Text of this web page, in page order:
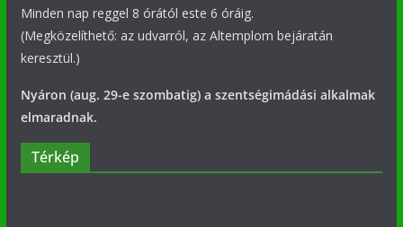
Minden nap reggel 8 órától este 6 óráig.
(Megközelíthető: az udvarról, az Altemplom bejáratán
keresztül.)
Nyáron (aug. 29-e szombatig) a szentségimádási alkalmak
elmaradnak.
Térkép